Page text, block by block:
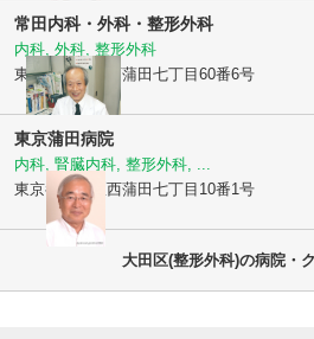
常田内科・外科・整形外科
内科, 外科, 整形外科
東京都大田区
西蒲田七丁目60番6号
東京蒲田病院
内科, 腎臓内科, 整形外科, ...
東京都大田区 西蒲田七丁目10番1号
大田区(整形外科)の病院・